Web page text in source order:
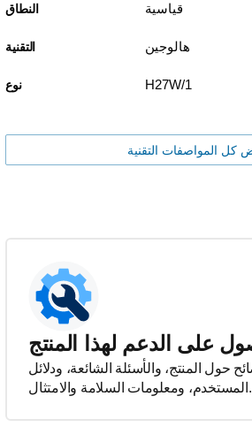
النطاق قياسية
التقنية هالوجين
نوع H27W/1
كل المواصفات التقنية
على الدعم لهذا المنتج
حول المنتج، والأسئلة الشائعة، ودلائل
المستخدم، ومعلومات السلامة والامتثال.